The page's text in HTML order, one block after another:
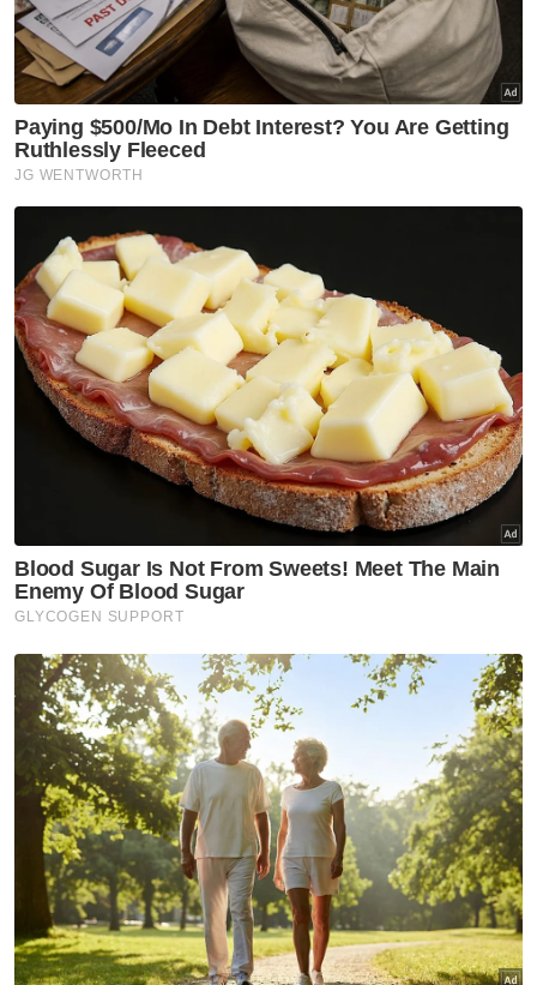
lalu dan gajah jantan ini dipercayai datang dari
kawasan Hutan Simpan Gunung Inas,"
katanya.
Jelas beliau, gajah liar tersebut berada dalam
keadaan sihat setelah pemeriksaan dan
pemantauan dilakukan petugas Jabatan
Veterinar negeri.
"Pemasangan mikrocip dan pengukuran
morfologi juga telah dilakukan," jelas beliau.
Ringkasan AI
Operasi pemindahan seekor gajah liar di
Kampung Charok Kapas, Kupang berjaya
dilakukan dengan bantuan dua ekor gajah
denak bernama Sanum dan Rambai
Gajah liar jantan itu berjaya dikeluarkan
dan dihantar ke habitat selamat dalam
satu operasi